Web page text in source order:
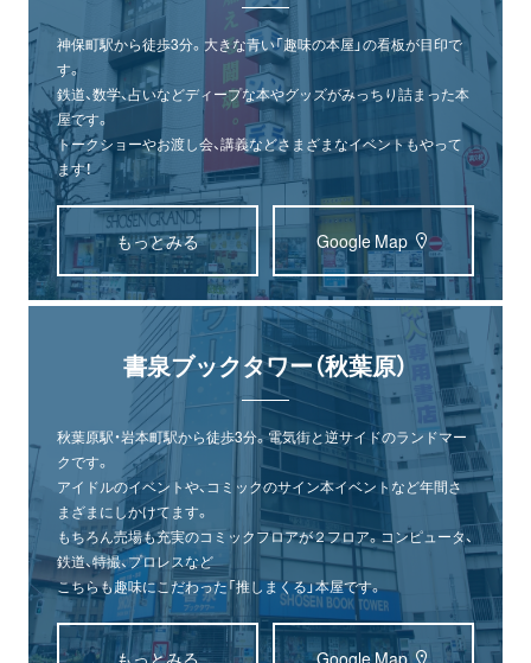
神保町駅から徒歩3分。大きな青い「趣味の本屋」の看板が目印で
す。
鉄道、数学、占いなどディープな本やグッズがみっちり詰まった本
屋です。
トークショーやお渡し会、講義などさまざまなイベントもやって
ます！
もっとみる Google Map
書泉ブックタワー（秋葉原）
秋葉原駅・岩本町駅から徒歩3分。電気街と逆サイドのランドマー
クです。
アイドルのイベントや、コミックのサイン本イベントなど年間さ
まざまにしかけてます。
もちろん売場も充実のコミックフロアが２フロア。コンピュータ、
鉄道、特撮、プロレスなど
こちらも趣味にこだわった「推しまくる」本屋です。
オンライン
ショップ
書泉グランデ
（神保町）
書泉ブックタワー
（秋葉原）